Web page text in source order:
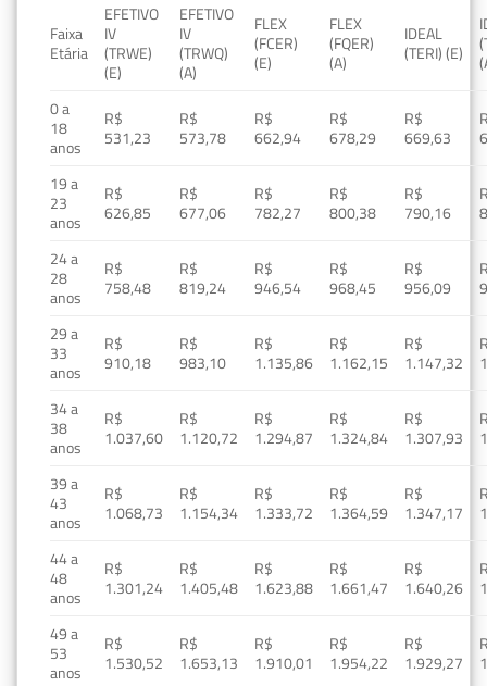
Faixa
Etária
EFETIVO
IV
(TRWE)
(E)
EFETIVO
IV
(TRWQ)
(A)
FLEX
(FCER)
(E)
FLEX
(FQER)
(A)
IDEAL
(TERI) (E)
0 a
18
anos
R$
531,23
R$
573,78
R$
662,94
R$
678,29
R$
669,63
19 a
23
anos
R$
626,85
R$
677,06
R$
782,27
R$
800,38
R$
790,16
24 a
28
anos
R$
758,48
R$
819,24
R$
946,54
R$
968,45
R$
956,09
29 a
33
anos
R$
910,18
R$
983,10
R$
1.135,86
R$
1.162,15
R$
1.147,32
34 a
38
anos
R$
1.037,60
R$
1.120,72
R$
1.294,87
R$
1.324,84
R$
1.307,93
39 a
43
anos
R$
1.068,73
R$
1.154,34
R$
1.333,72
R$
1.364,59
R$
1.347,17
44 a
48
anos
R$
1.301,24
R$
1.405,48
R$
1.623,88
R$
1.661,47
R$
1.640,26
49 a
53
anos
R$
1.530,52
R$
1.653,13
R$
1.910,01
R$
1.954,22
R$
1.929,27